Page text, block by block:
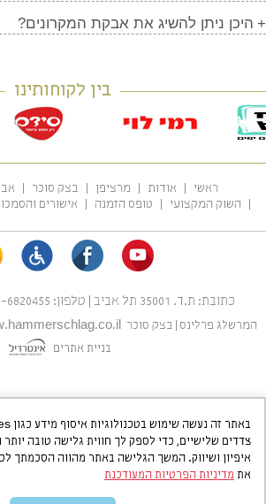
היכן ניתן להשיג את אבקת המקרונים?
בין לקוחותינו
ראשי אודות מרציפן בצק סוכר
השוק המקצועי
טופס הזמנה אישורים והסמכות
כתובת: ת.ד. 35001 תל אביב |טלפון: 03-6820455
פרלינס | בצק סוכר
בניית אתרים
צדדים שלישיים, כדי לספק לך חווית גלישה טובה יותר
איפיון ושיווק. המשך הגלישה באתר מהווה הסכמתך
אתמדיניות הפרטיות המעודכנת